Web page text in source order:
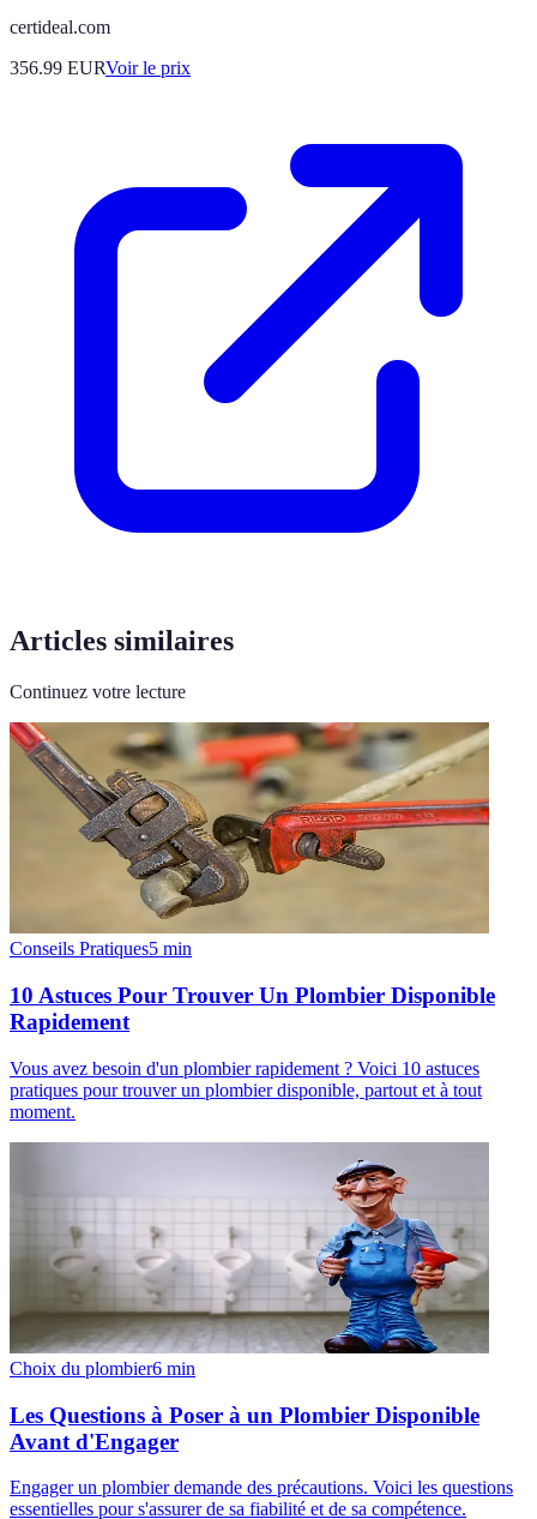
certideal.com
356.99 EURVoir le prix
Articles similaires
Continuez votre lecture
Conseils Pratiques5 min
10 Astuces Pour Trouver Un Plombier Disponible
Rapidement
Vous avez besoin d'un plombier rapidement ? Voici 10 astuces
pratiques pour trouver un plombier disponible, partout et à tout
moment.
Choix du plombier6 min
Les Questions à Poser à un Plombier Disponible
Avant d'Engager
Engager un plombier demande des précautions. Voici les questions
essentielles pour s'assurer de sa fiabilité et de sa compétence.